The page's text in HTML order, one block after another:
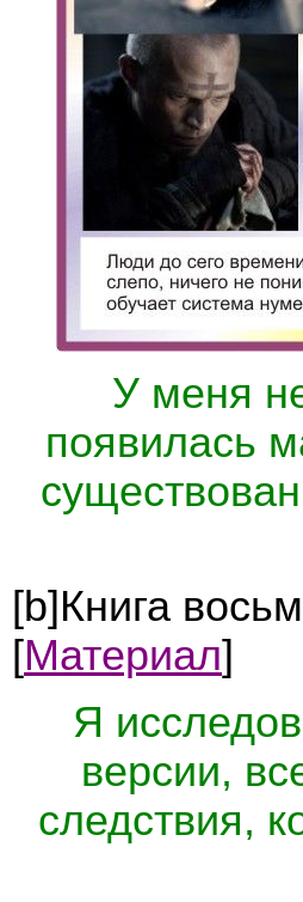
У меня
появилась
[b]Книга
[Материал]
Я
версии,
следствия,